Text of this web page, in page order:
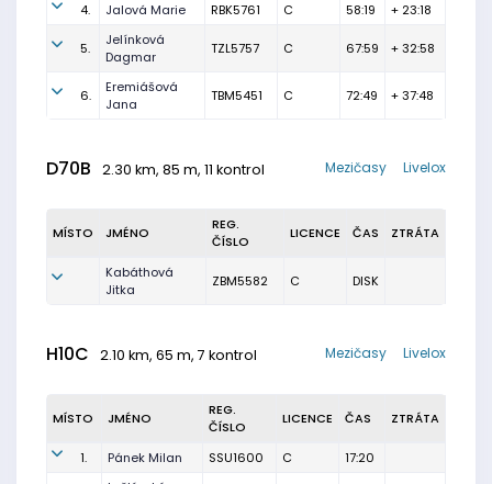
4.
Jalová Marie RBK5761 C 58:19 + 23:18
5.
Jelínková
Dagmar
TZL5757 C 67:59 + 32:58
6.
Eremiášová
Jana
TBM5451 C 72:49 + 37:48
D70B 2.30 km, 85 m, 11 kontrol Livelox
Mezičasy
MÍSTO JMÉNO
REG.
ČÍSLO
LICENCE ČAS ZTRÁTA
Kabáthová
Jitka
ZBM5582 C DISK
H10C 2.10 km, 65 m, 7 kontrol Livelox
Mezičasy
MÍSTO JMÉNO
REG.
ČÍSLO
LICENCE ČAS ZTRÁTA
1. Pánek Milan SSU1600 C 17:20